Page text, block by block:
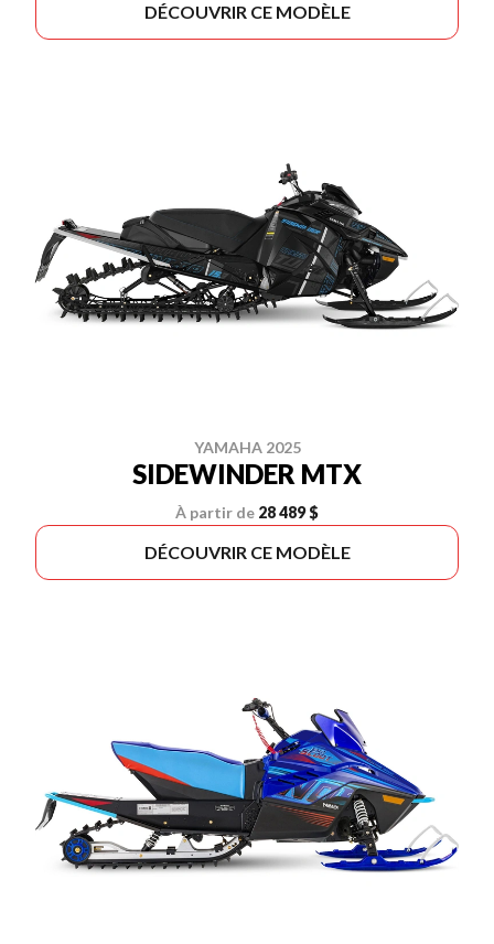
DÉCOUVRIR CE MODÈLE
YAMAHA 2025
SIDEWINDER MTX
À partir de 28 489 $
DÉCOUVRIR CE MODÈLE